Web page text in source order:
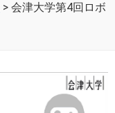
> 会津大学第4回ロボ